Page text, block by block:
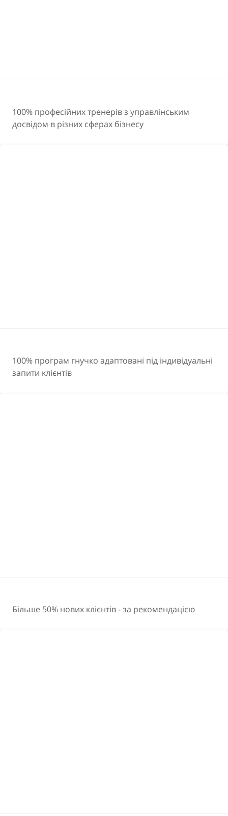
100% професійних тренерів з управлінським
досвідом в різних сферах бізнесу
100% програм гнучко адаптовані під індивідуальні
запити клієнтів
Більше 50% нових клієнтів - за рекомендацією